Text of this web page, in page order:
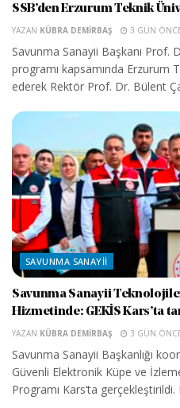
SSB’den Erzurum Teknik
YAZAN KÜBRA DEMIRBAŞ 3 GÜN
Savunma Sanayii Başkanı Prof.
programı kapsamında Erzurum
ederek Rektör Prof. Dr. Bülent
SAVUNMA SANAYII
Savunma Sanayii
Hizmetinde: GEKİS Kars’ta
YAZAN KÜBRA DEMIRBAŞ 3 GÜN
Savunma Sanayii Başkanlığı
Güvenli Elektronik Küpe ve
Programı Kars’ta